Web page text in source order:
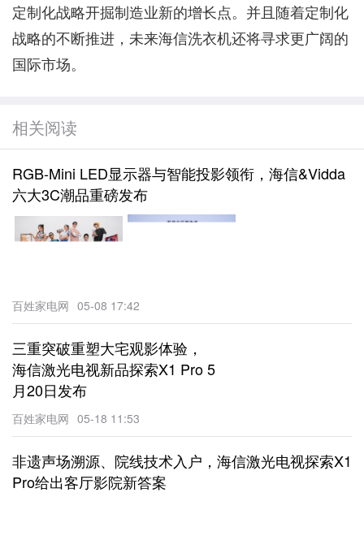
定制化战略开掘制造业新的增长点。并且随着定制化
战略的不断推进，未来海信洗衣机还将寻求更广阔的
国际市场。
相关阅读
RGB-Mini LED显示器与智能投影领衔，海信&Vidda
六大3C潮品重磅发布
百姓家电网 05-08 17:42
三重突破重塑大宅观影体验，
海信激光电视新品探索X1 Pro 5
月20日发布
百姓家电网 05-18 11:53
非遗声场溯源、院线技术入户，海信激光电视探索X1
Pro给出客厅影院新答案